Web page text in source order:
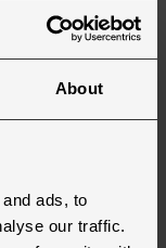
About
ads, to
our traffic.